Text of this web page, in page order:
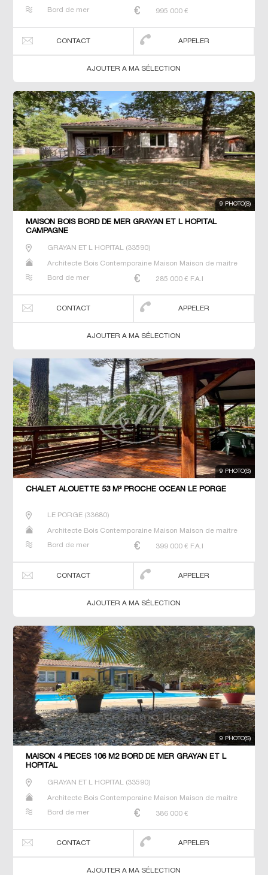
Bord de mer
995 000 €
CONTACT APPELER
AJOUTER A MA SÉLECTION
9 PHOTO(S)
MAISON BOIS BORD DE MER GRAYAN ET L HOPITAL
CAMPAGNE
GRAYAN ET L HOPITAL (33590)
Architecte Bois Contemporaine Maison Maison de maitre
Bord de mer
285 000 € F.A.I
CONTACT APPELER
AJOUTER A MA SÉLECTION
9 PHOTO(S)
CHALET ALOUETTE 53 M² PROCHE OCEAN LE PORGE
LE PORGE(33680)
Architecte Bois Contemporaine Maison Maison de maitre
Bord de mer
399 000 € F.A.I
CONTACT APPELER
AJOUTER A MA SÉLECTION
9 PHOTO(S)
MAISON 4 PIECES 106 M2 BORD DE MER GRAYAN ET L
HOPITAL
GRAYAN ET L HOPITAL (33590)
Architecte Bois Contemporaine Maison Maison de maitre
Bord de mer
386 000 €
CONTACT APPELER
AJOUTER A MA SÉLECTION